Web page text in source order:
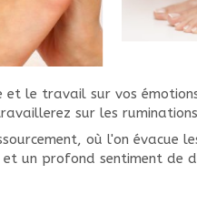
le travail sur vos
sur les
où l'on évacue
et un profond sentiment de